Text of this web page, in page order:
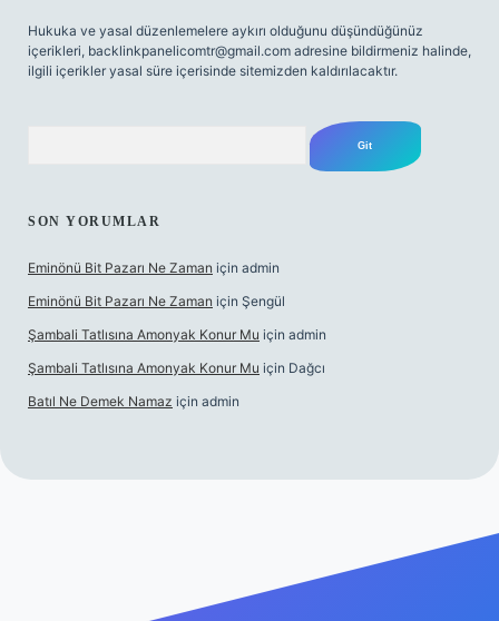
Hukuka ve yasal düzenlemelere aykırı olduğunu düşündüğünüz
içerikleri, backlinkpanelicomtr@gmail.com adresine bildirmeniz halinde,
ilgili içerikler yasal süre içerisinde sitemizden kaldırılacaktır.
SON YORUMLAR
Eminönü Bit Pazarı Ne Zaman için admin
Eminönü Bit Pazarı Ne Zaman için Şengül
Şambali Tatlısına Amonyak Konur Mu için admin
Şambali Tatlısına Amonyak Konur Mu için Dağcı
Batıl Ne Demek Namaz için admin